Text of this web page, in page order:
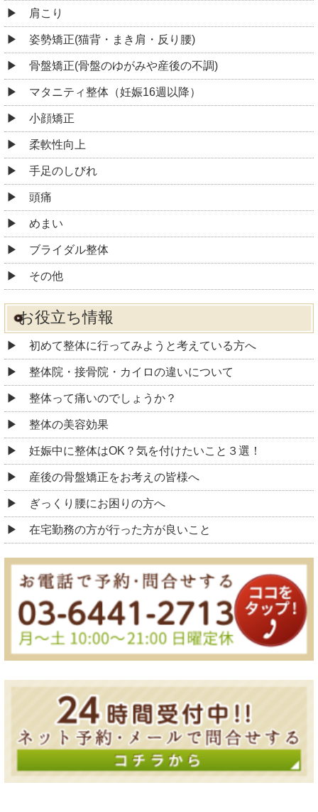
肩こり
姿勢矯正(猫背・まき肩・反り腰)
骨盤矯正(骨盤のゆがみや産後の不調)
マタニティ整体（妊娠16週以降）
小顔矯正
柔軟性向上
手足のしびれ
頭痛
めまい
ブライダル整体
その他
お役立ち情報
初めて整体に行ってみようと考えている方へ
整体院・接骨院・カイロの違いについて
整体って痛いのでしょうか？
整体の美容効果
妊娠中に整体はOK？気を付けたいこと３選！
産後の骨盤矯正をお考えの皆様へ
ぎっくり腰にお困りの方へ
在宅勤務の方が行った方が良いこと